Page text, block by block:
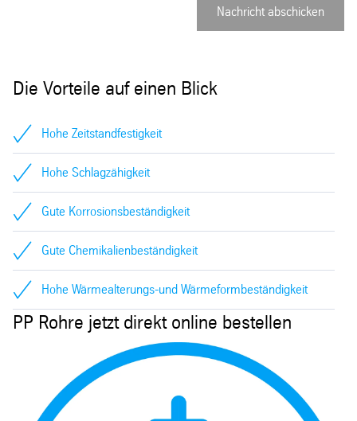
Nachricht abschicken
Die Vorteile auf einen Blick
Hohe Zeitstandfestigkeit
Hohe Schlagzähigkeit
Gute Korrosionsbeständigkeit
Gute Chemikalienbeständigkeit
Hohe Wärmealterungs-und Wärmeformbeständigkeit
PP Rohre jetzt direkt online bestellen